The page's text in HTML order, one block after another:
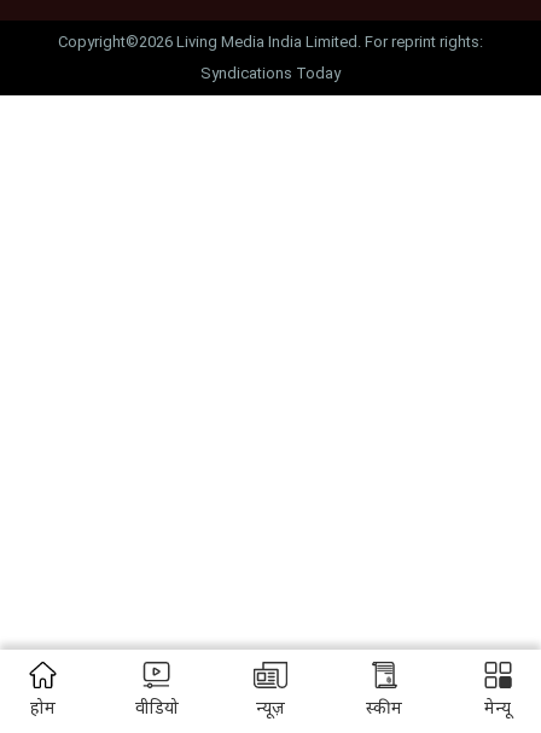
Copyright©2026 Living Media India Limited. For reprint rights:
Syndications Today
होम वीडियो न्यूज़ स्कीम मेन्यू